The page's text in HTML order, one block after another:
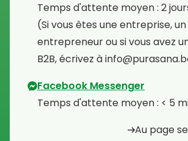
Temps d'attente moyen : 2
⁠(Si vous êtes une entreprise, un
entrepreneur ou si vous avez
B2B, écrivez à
Facebook Messenger
Temps d'attente moyen : < 5
Au page